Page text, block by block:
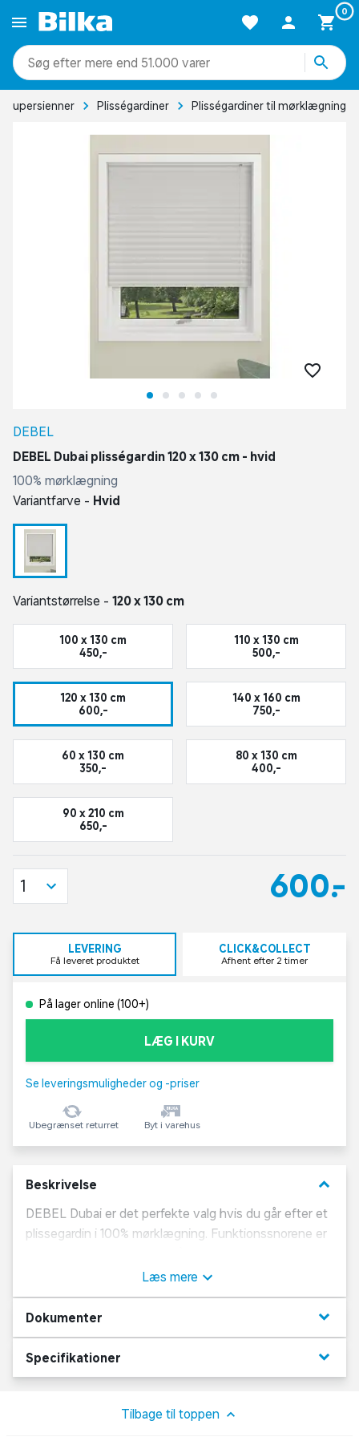
0
mere end 51.000 varer
alupersienner Plisségardiner Plisségardiner til mørklægning
DEBEL
DEBEL Dubai plisségardin 120 x 130 cm - hvid
100% mørklægning
Variantfarve - Hvid
Variantstørrelse - 120 x 130 cm
100 x 130 cm
450,-
110 x 130 cm
500,-
120 x 130 cm
600,-
140 x 160 cm
750,-
60 x 130 cm
350,-
80 x 130 cm
400,-
90 x 210 cm
650,-
600,-
1
LEVERING
Få leveret produktet
CLICK&COLLECT
Afhent efter 2 timer
På lager online (100+)
LÆG I KURV
Se leveringsmuligheder og -priser
Ubegrænset returret Byt i varehus
Beskrivelse keyboard_arrow_down
DEBEL Dubai er det perfekte valg hvis du går efter et
plissegardin i 100% mørklægning. Funktionssnorene er
Samtidig giver de skjulte snore et enkelt, minimalistisk
og elegant udtryk. Gardinet betjenes med snoretræk.
Læs mere
Dokumenter keyboard_arrow_down
Specifikationer keyboard_arrow_down
Tilbage til toppen